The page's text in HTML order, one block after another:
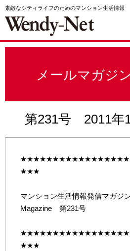
素敵なシティライフのためのマンション生活情報
メールマガジ
第231号 2011年
★★★
マンション生活情報発信マガ
Magazine 第231号
★★★